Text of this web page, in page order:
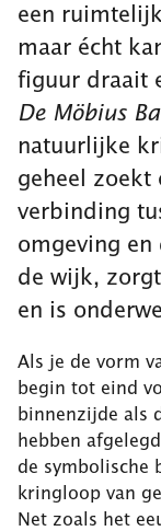
een
maar écht
figuur draait
De Möbius
natuurlijke
geheel zoekt
verbinding
omgeving en
de wijk,
en is
Als je de vorm
begin tot eind
binnenzijde als
hebben
de symbolische
kringloop van
Net zoals het